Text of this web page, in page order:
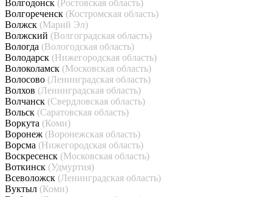
Волгодонск (Ростовская область)
Волгореченск (Костромская область)
Волжск (Марий Эл)
Волжский (Волгоградская область)
Вологда (Вологодская область)
Володарск (Нижегородская область)
Волоколамск (Московская область)
Волосово (Ленинградская область)
Волхов (Ленинградская область)
Волчанск (Свердловская область)
Вольск (Саратовская область)
Воркута (Коми)
Воронеж (Воронежская область)
Ворсма (Нижегородская область)
Воскресенск (Московская область)
Воткинск (Удмуртия)
Всеволожск (Ленинградская область)
Вуктыл (Коми)